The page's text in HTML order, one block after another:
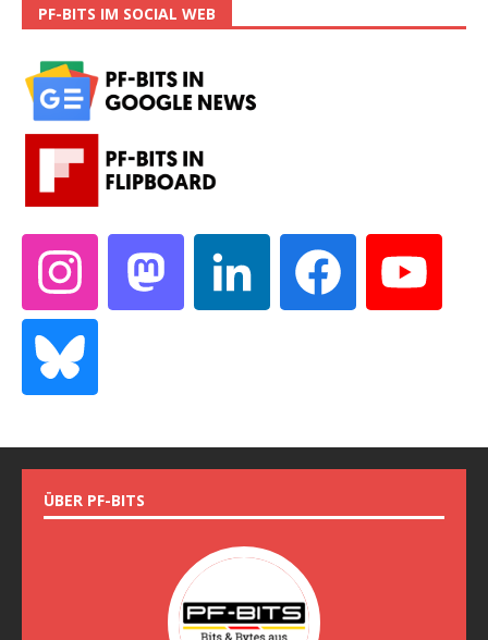
PF-BITS IM SOCIAL WEB
ÜBER PF-BITS